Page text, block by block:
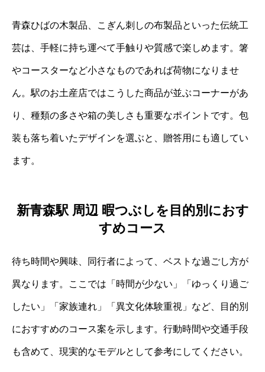
青森ひばの木製品、こぎん刺しの布製品といった伝統工
芸は、手軽に持ち運べて手触りや質感で楽しめます。箸
やコースターなど小さなものであれば荷物になりませ
ん。駅のお土産店ではこうした商品が並ぶコーナーがあ
り、種類の多さや箱の美しさも重要なポイントです。包
装も落ち着いたデザインを選ぶと、贈答用にも適してい
ます。
新青森駅 周辺 暇つぶしを目的別におす
すめコース
待ち時間や興味、同行者によって、ベストな過ごし方が
異なります。ここでは「時間が少ない」「ゆっくり過ご
したい」「家族連れ」「異文化体験重視」など、目的別
におすすめのコース案を示します。行動時間や交通手段
も含めて、現実的なモデルとして参考にしてください。